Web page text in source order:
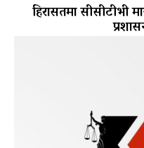
हिरासतमा सीसीटीभी